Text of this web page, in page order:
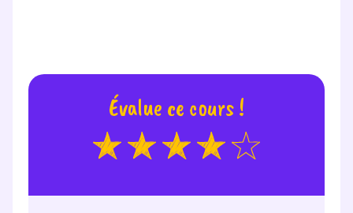
Évalue ce cours !